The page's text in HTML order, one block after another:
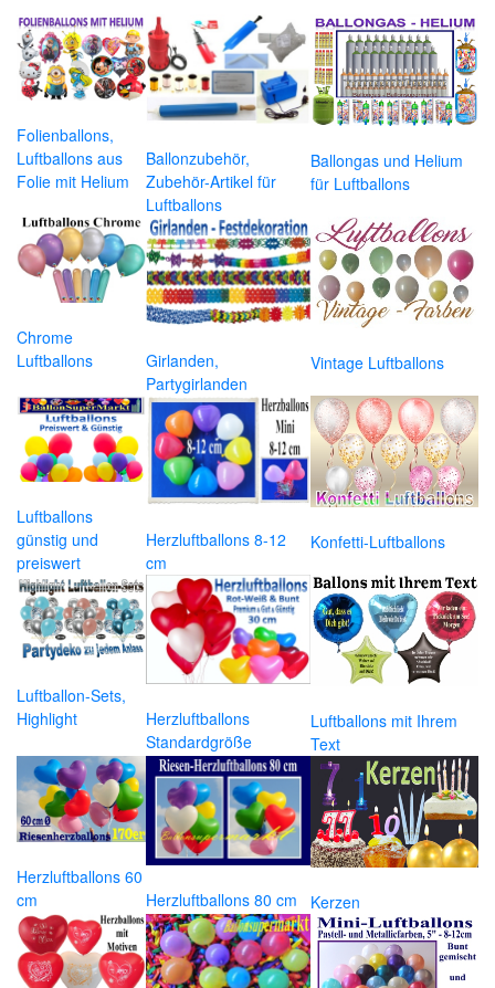
Folienballons,
Luftballons aus
Folie mit Helium
Ballonzubehör,
Zubehör-Artikel für
Luftballons
Ballongas und Helium
für Luftballons
Chrome
Luftballons
Girlanden,
Partygirlanden
Vintage Luftballons
Luftballons
günstig und
preiswert
Herzluftballons 8-12
cm
Konfetti-Luftballons
Luftballon-Sets,
Highlight
Herzluftballons
Standardgröße
Luftballons mit Ihrem
Text
Herzluftballons 60
cm
Herzluftballons 80 cm Kerzen